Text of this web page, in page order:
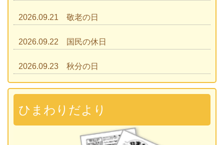
2026.09.21 敬老の日
2026.09.22 国民の休日
2026.09.23 秋分の日
2026.09.28 運動会
準備説明会
ひまわりだより